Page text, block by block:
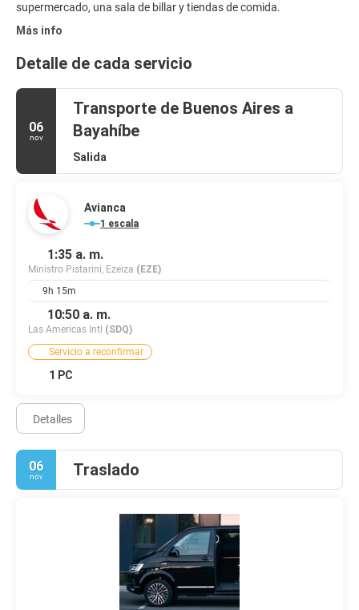
supermercado, una sala de billar y tiendas de comida.
Más info
Detalle de cada servicio
06
nov
Transporte de Buenos Aires a
Bayahíbe
Salida
Avianca
1 escala
1:35 a. m.
Ministro Pistarini, Ezeiza (EZE)
9h 15m
10:50 a. m.
Las Americas Intl (SDQ)
Servicio a reconfirmar
1 PC
Detalles
06
nov Traslado